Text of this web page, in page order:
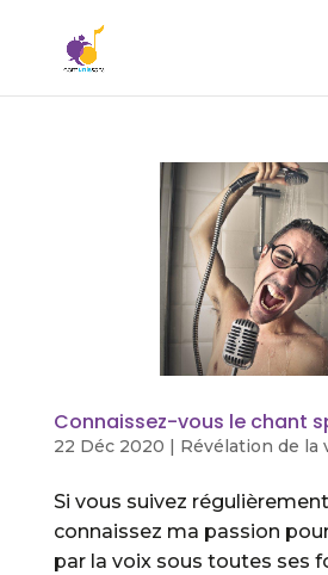
Connaissez-vous le chant
22 Déc 2020 | Révélation de la
Si vous suivez
connaissez ma passion
par la voix sous toutes ses